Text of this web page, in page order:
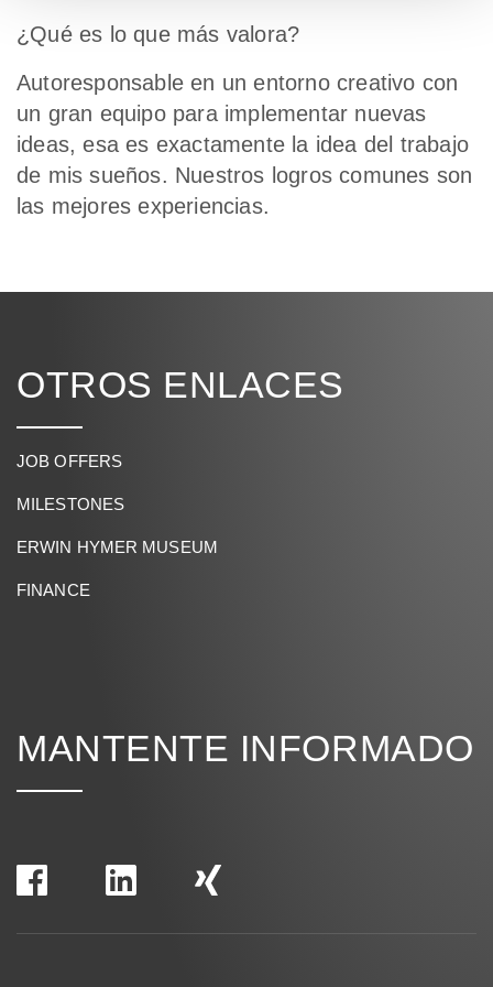
¿Qué es lo que más valora?
Autoresponsable en un entorno creativo con
un gran equipo para implementar nuevas
ideas, esa es exactamente la idea del trabajo
de mis sueños. Nuestros logros comunes son
las mejores experiencias.
OTROS ENLACES
JOB OFFERS
MILESTONES
ERWIN HYMER MUSEUM
FINANCE
MANTENTE INFORMADO